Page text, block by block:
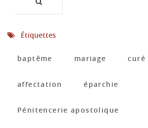
Étiquettes
baptême mariage curé
affectation éparchie
Pénitencerie apostolique